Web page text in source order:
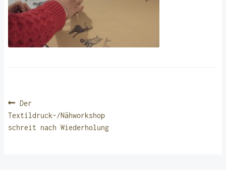
BEITRAGSNAVIGATION
Vorheriger
Beitrag:
Der
Textildruck-/Nähworkshop
schreit nach Wiederholung